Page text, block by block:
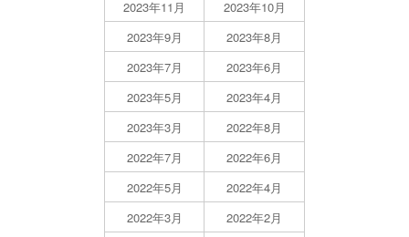
2023年11月
2023年10月
2023年9月
2023年8月
2023年7月
2023年6月
2023年5月
2023年4月
2023年3月
2022年8月
2022年7月
2022年6月
2022年5月
2022年4月
2022年3月
2022年2月